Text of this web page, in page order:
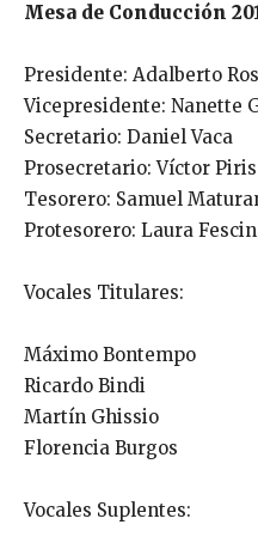
Mesa de Conducción
Presidente: Adalberto
Vicepresidente: Nanette
Secretario: Daniel Vaca
Prosecretario: Víctor Piris
Tesorero: Samuel
Protesorero: Laura
Vocales Titulares:
Máximo Bontempo
Ricardo Bindi
Martín Ghissio
Florencia Burgos
Vocales Suplentes: